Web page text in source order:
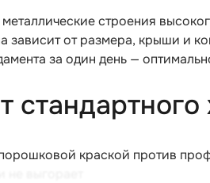
строения
от размера, крыши и
за один день —
стандартного
краской против
не выгорает